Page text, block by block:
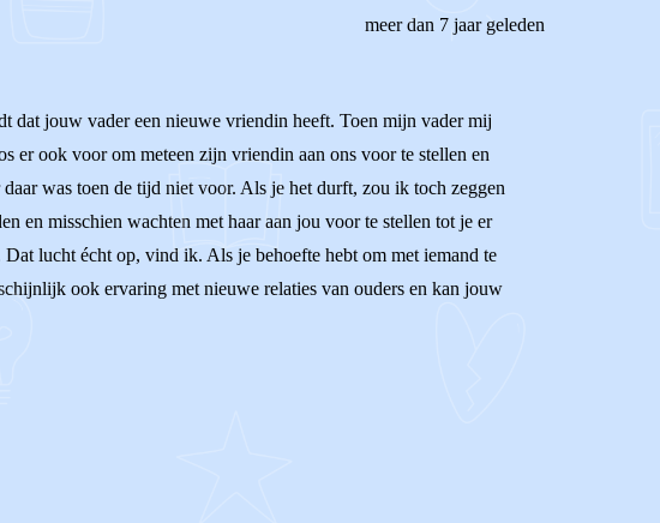
meer dan 7 jaar geleden
dat jouw vader een nieuwe vriendin heeft. Toen mijn vader mij
ook voor om meteen zijn vriendin aan ons voor te stellen en
was toen de tijd niet voor. Als je het durft, zou ik toch zeggen
en misschien wachten met haar aan jou voor te stellen tot je er
lucht écht op, vind ik. Als je behoefte hebt om met iemand te
ook ervaring met nieuwe relaties van ouders en kan jouw